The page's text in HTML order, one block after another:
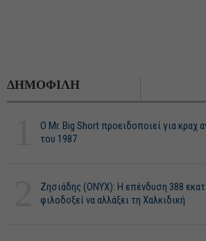
ΔΗΜΟΦΙΛΗ
O Mr. Big Short προειδοποιεί για κραχ
του 1987
Ζησιάδης (ONYX): Η επένδυση 388
φιλοδοξεί να αλλάξει τη Χαλκιδική